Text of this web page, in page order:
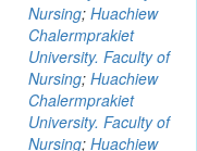
Nursing; Huachiew
Chalermprakiet
University. Faculty of
Nursing; Huachiew
Chalermprakiet
University. Faculty of
Nursing; Huachiew